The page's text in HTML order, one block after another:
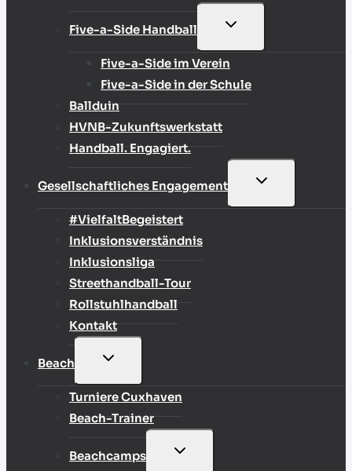
Five-a-Side Handball
UNTERMENÜ
Five-a-Side im Verein
Five-a-Side in der Schule
Ballduin
HVNB-Zukunftswerkstatt
Handball. Engagiert.
Gesellschaftliches Engagement
UNTERMENÜ
#VielfaltBegeistert
Inklusionsverständnis
Inklusionsliga
Streethandball-Tour
Rollstuhlhandball
Kontakt
Beach
UNTERMENÜ
Turniere Cuxhaven
Beach-Trainer
Beachcamps
UNTERMENÜ